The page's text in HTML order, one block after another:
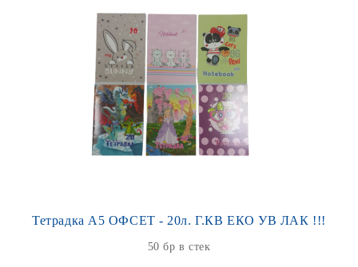
Тетрадка А5 ОФСЕТ - 20л. Г.КВ ЕКО УВ ЛАК !!!
50 бр в стек